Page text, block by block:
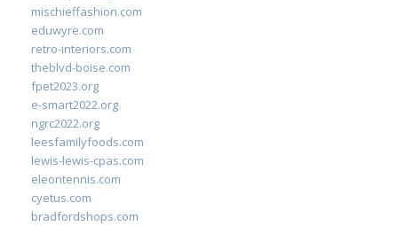
mischieffashion.com
eduwyre.com
retro-interiors.com
theblvd-boise.com
fpet2023.org
e-smart2022.org
ngrc2022.org
leesfamilyfoods.com
lewis-lewis-cpas.com
eleontennis.com
cyetus.com
bradfordshops.com